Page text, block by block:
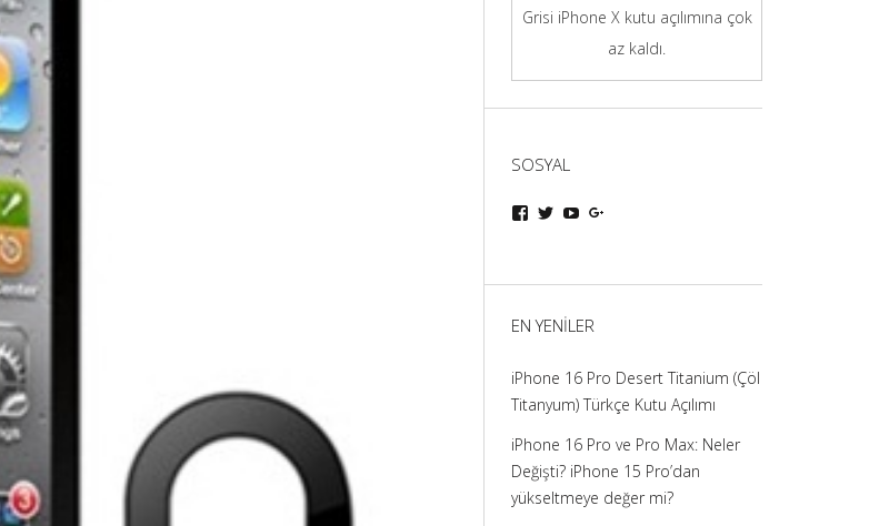
Grisi iPhone X kutu açılımına çok
az kaldı.
SOSYAL
iphoneturka
profilini
iphoneturka
profilini
iphoneturka
profiliniprofilini
EN YENILER
iPhone 16 Pro Desert Titanium (Çöl
Titanyum) Türkçe Kutu Açılımı
iPhone 16 Pro ve Pro Max: Neler
Değişti? iPhone 15 Pro’dan
yükseltmeye değer mi?